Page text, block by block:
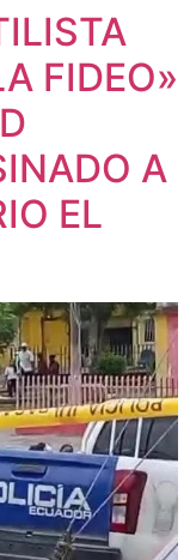
FIDEO»
A
EL